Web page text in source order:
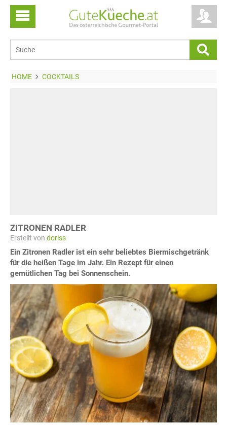
HOME COCKTAILS
ZITRONEN RADLER
Erstellt von doriss
Ein Zitronen Radler ist ein sehr beliebtes Biermischgetränk
für die heißen Tage im Jahr. Ein Rezept für einen
gemütlichen Tag bei Sonnenschein.